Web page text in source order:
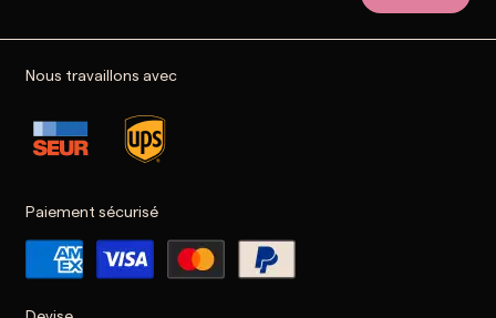
Nous travaillons avec
Paiement sécurisé